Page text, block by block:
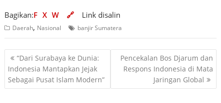
Bagikan:F X W 🔗 Link disalin
Daerah, Nasional banjir Sumatera
Navigasi
pos
“Dari Surabaya ke Dunia:
Indonesia Mantapkan Jejak
Sebagai Pusat Islam Modern”
Pencekalan Bos Djarum dan
Respons Indonesia di Mata
Jaringan Global